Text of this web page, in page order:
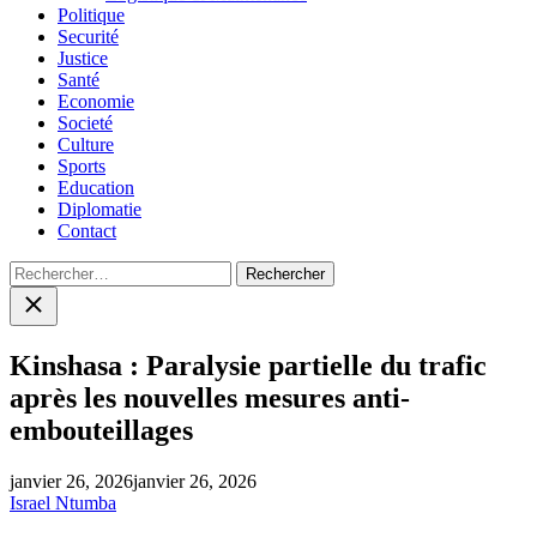
Politique
Securité
Justice
Santé
Economie
Societé
Culture
Sports
Education
Diplomatie
Contact
Rechercher :
Close
search
Kinshasa : Paralysie partielle du trafic
après les nouvelles mesures anti-
embouteillages
janvier 26, 2026janvier 26, 2026
Israel Ntumba